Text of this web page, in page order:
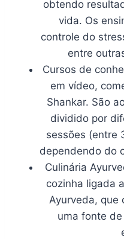
obtendo
vida. Os
controle do
entre
Cursos de
em vídeo,
Shankar. São
dividido por
sessões (entre
dependendo do
Culinária
cozinha ligada
Ayurveda, que
uma fonte